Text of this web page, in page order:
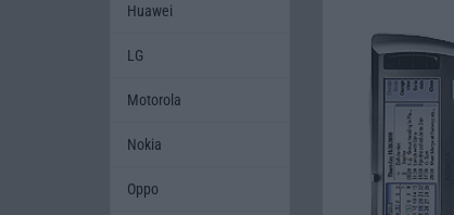
Huawei
LG
Motorola
Nokia
Oppo